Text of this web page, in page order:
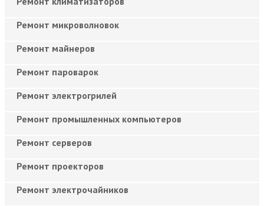
Ремонт микроволновок
Ремонт майнеров
Ремонт пароварок
Ремонт электрогрилей
Ремонт промышленных компьютеров
Ремонт серверов
Ремонт проекторов
Ремонт электрочайников